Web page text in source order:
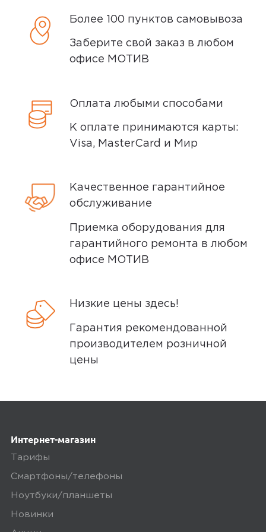
Samsung Galaxy A33 5G Всем привет
! Я достаточно редко меняю
смартфоны по современным меркам.
Мой предыдущий меня устраивал
проходила бы с ним еще пару лет. К
выбору телефона я подошла
основательно. Было несколько
покупка на несколько лет, но я
обычный пользователь смартфона,
мне не нужна супер камера, супер
Отсутствует блок питания.
Mrakia
24 июля 2025, 11:27
Более 100 пунктов самовывоза
Заберите свой заказ в любом
офисе МОТИВ
Оплата любыми способами
К оплате принимаются карты:
Visa, MasterCard и Мир
Качественное гарантийное
обслуживание
Приемка оборудования для
гарантийного ремонта в любом
офисе МОТИВ
Низкие цены здесь!
Гарантия рекомендованной
производителем розничной
цены
Интернет-магазин
Тарифы
Смартфоны/телефоны
Ноутбуки/планшеты
Новинки